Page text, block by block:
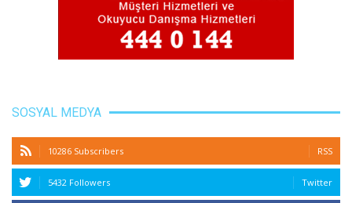
SOSYAL MEDYA
10286 Subscribers RSS
5432 Followers Twitter